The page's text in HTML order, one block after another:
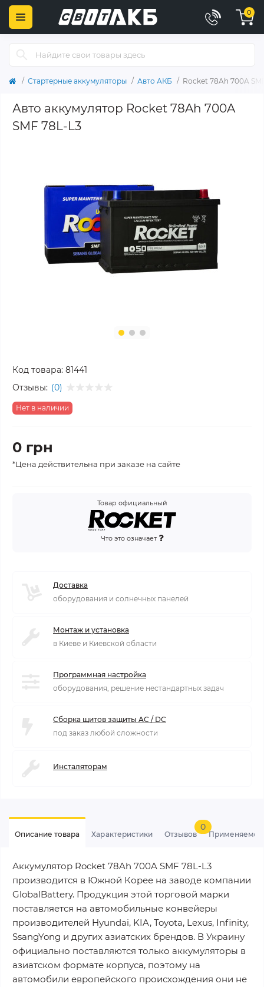
0
Стартерные аккумуляторы Авто АКБ Rocket 78Ah 700A
Авто аккумулятор Rocket 78Ah 700A
SMF 78L-L3
Код товара: 81441
Отзывы: (0)
Нет в наличии
0 грн
*Цена действительна при заказе на сайте
Товар официальный
Что это означает
Доставка
оборудования и солнечных панелей
Монтаж и установка
в Киеве и Киевской области
Программная настройка
оборудования, решение нестандартных задач
Сборка щитов защиты AC / DC
под заказ любой сложности
Инсталяторам
Описание товара Характеристики Отзывов
0
Аккумулятор Rocket 78Ah 700A SMF 78L-L3
производится в Южной Корее на заводе компании
GlobalBattery. Продукция этой торговой марки
поставляется на автомобильные конвейеры
производителей Hyundai, KIA, Toyota, Lexus, Infinity,
SsangYong и других азиатских брендов. В Украину
официально поставляются только аккумуляторы в
азиатском формате корпуса, поэтому на
автомобили европейского происхождения они не